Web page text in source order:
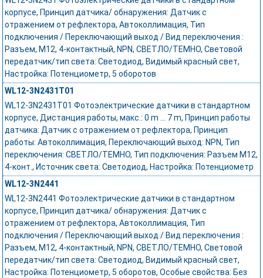
корпусе, Принцип датчика/ обнаружения: Датчик с
отражением от рефлектора, Автоколлимация, Тип
подключения / Переключающий выход / Вид переключения :
Разъем, M12, 4-контактный, NPN, СВЕТЛО/ТЕМНО, Световой
передатчик/тип света: Светодиод, Видимый красный свет,
Настройка: Потенциометр, 5 оборотов
WL12-3N2431T01
WL12-3N2431T01 Фотоэлектрические датчики в стандартном
корпусе, Дистанция работы, макс.: 0 m ... 7 m, Принцип работы
датчика: Датчик с отражением от рефлектора, Принцип
работы: Автоколлимация, Переключающий выход: NPN, Тип
переключения: СВЕТЛО/ТЕМНО, Тип подключения: Разъем M12,
4-конт., Источник света: Светодиод, Настройка: Потенциометр
WL12-3N2441
WL12-3N2441 Фотоэлектрические датчики в стандартном
корпусе, Принцип датчика/ обнаружения: Датчик с
отражением от рефлектора, Автоколлимация, Тип
подключения / Переключающий выход / Вид переключения :
Разъем, M12, 4-контактный, NPN, СВЕТЛО/ТЕМНО, Световой
передатчик/тип света: Светодиод, Видимый красный свет,
Настройка: Потенциометр, 5 оборотов, Особые свойства: Без